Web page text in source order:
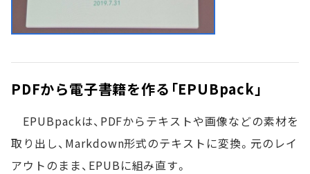
PDFから電子書籍を作る「EPUBpack」
EPUBpackは、PDFからテキストや画像などの素材を
取り出し、Markdown形式のテキストに変換。元のレイ
アウトのまま、EPUBに組み直す。